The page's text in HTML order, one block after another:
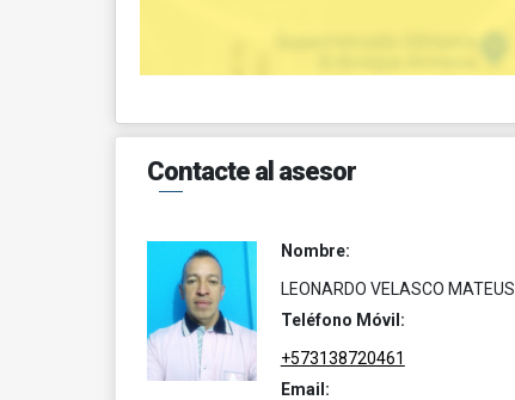
Contacte al asesor
Nombre:
LEONARDO VELASCO MATEUS
Teléfono Móvil:
+573138720461
Email: